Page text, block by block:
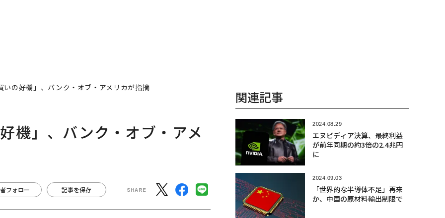
いの好機」、バンク・オブ・アメリカが指摘
機」、バンク・オブ・アメ
フォロー 記事を保存
関連記事
2024.08.29
エヌビディア決算、最終利益
が前年同期の約3倍の2.4兆円
に
2024.09.03
「世界的な半導体不足」再来
か、中国の原材料輸出制限で